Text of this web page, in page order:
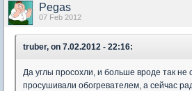
Pegas
07 Feb 2012
truber, on 7.02.2012 - 22:16:
Да углы просохли, и больше вроде так не
просушивали обогревателем, а сейчас